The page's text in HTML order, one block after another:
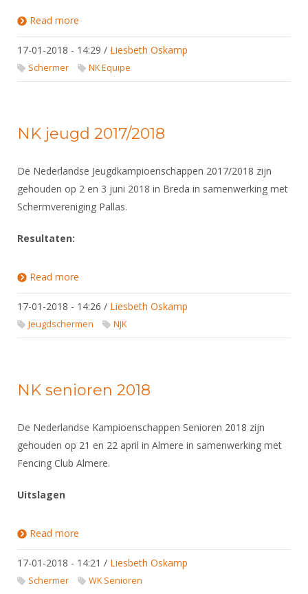
Read more
17-01-2018 - 14:29 / Liesbeth Oskamp
Schermer NK Equipe
NK jeugd 2017/2018
De Nederlandse Jeugdkampioenschappen 2017/2018 zijn
gehouden op 2 en 3 juni 2018 in Breda in samenwerking met
Schermvereniging Pallas.
Resultaten:
Read more
17-01-2018 - 14:26 / Liesbeth Oskamp
Jeugdschermen NJK
NK senioren 2018
De Nederlandse Kampioenschappen Senioren 2018 zijn
gehouden op 21 en 22 april in Almere in samenwerking met
Fencing Club Almere.
Uitslagen
Read more
17-01-2018 - 14:21 / Liesbeth Oskamp
Schermer WK Senioren